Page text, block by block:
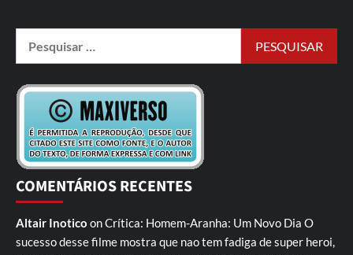
COMENTÁRIOS RECENTES
Altair Inotico onCrítica: Homem-Aranha: Um Novo Dia O
sucesso desse filme mostra que nao tem fadiga de super heroi,